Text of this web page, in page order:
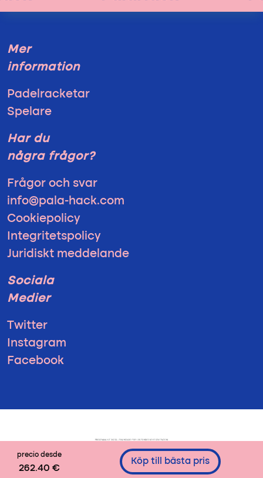
precio desde
262.40 €
Köp till bästa pris
Mer
information
Padelracketar
Spelare
Har du
några frågor?
Frågor och svar
info@pala-hack.com
Cookiepolicy
Integritetspolicy
Juridiskt meddelande
Sociala
Medier
Twitter
Instagram
Facebook